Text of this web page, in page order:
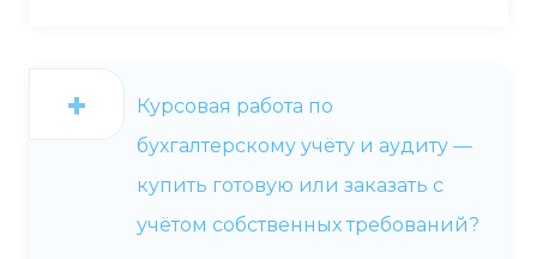
Курсовая работа по
бухгалтерскому учёту и аудиту —
купить готовую или заказать с
учётом собственных требований?